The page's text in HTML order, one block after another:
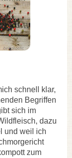
schnell klar,
Begriffen
sich im
dazu
und weil ich
zum